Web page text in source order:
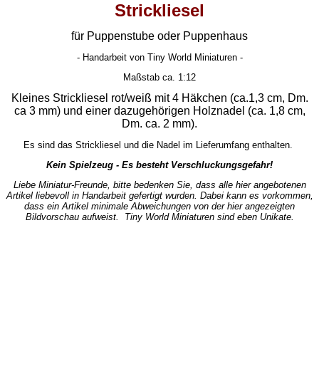
Strickliesel
für Puppenstube oder Puppenhaus
- Handarbeit von Tiny World Miniaturen -
Maßstab ca. 1:12
Kleines Strickliesel rot/weiß mit 4 Häkchen (ca.1,3 cm, Dm.
ca 3 mm) und einer dazugehörigen Holznadel (ca. 1,8 cm,
Dm. ca. 2 mm).
Es sind das Strickliesel und die Nadel im Lieferumfang enthalten.
Kein Spielzeug - Es besteht Verschluckungsgefahr!
Liebe Miniatur-Freunde, bitte bedenken Sie, dass alle hier angebotenen
Artikel liebevoll in Handarbeit gefertigt wurden. Dabei kann es vorkommen,
dass ein Artikel minimale Abweichungen von der hier angezeigten
Bildvorschau aufweist. Tiny World Miniaturen sind eben Unikate.